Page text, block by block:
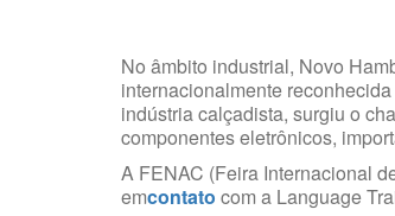
No âmbito industrial, Novo
internacionalmente
indústria calçadista, surgiu o
componentes eletrônicos,
A FENAC (Feira Internacional
emcontato com a Language